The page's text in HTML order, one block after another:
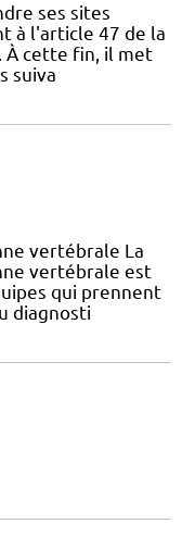
ses sites
à l'article 47 de la
À cette fin, il met
suiva
vertébrale La
vertébrale est
qui prennent
diagnosti